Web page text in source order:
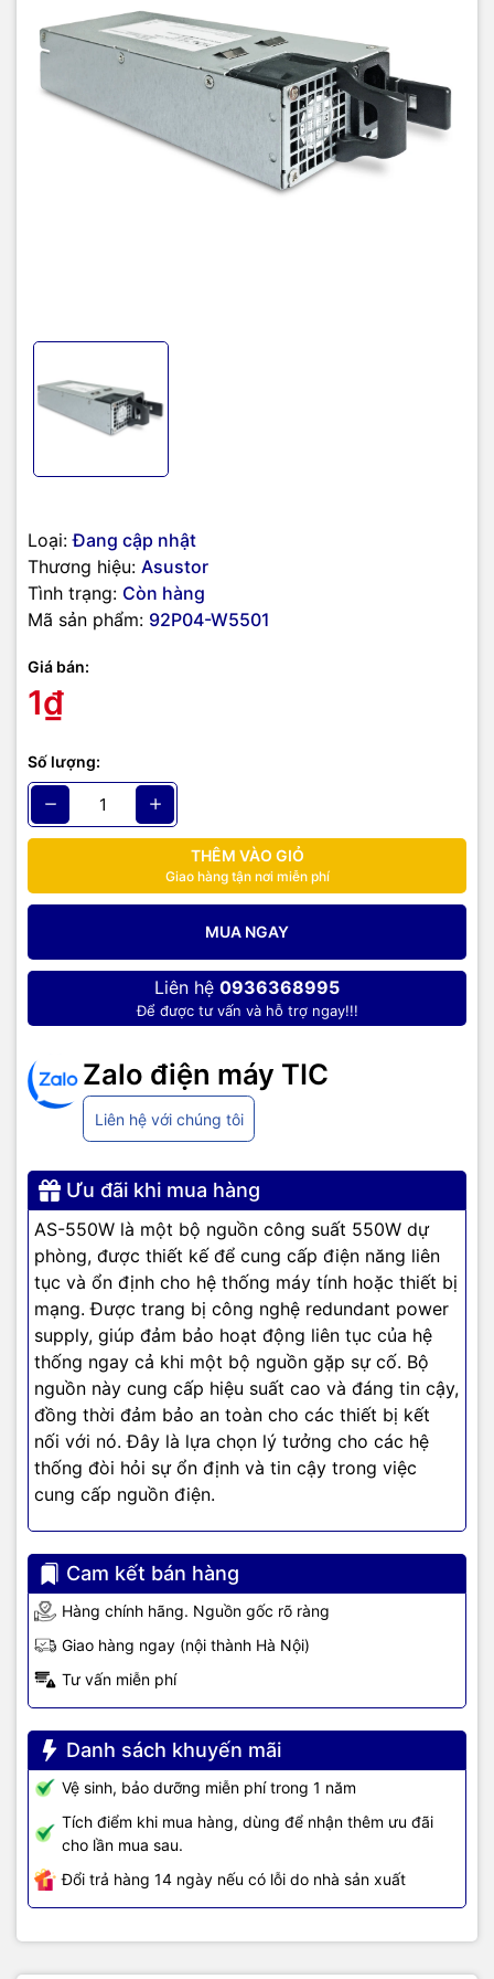
Loại: Đang cập nhật
Thương hiệu: Asustor
Tình trạng: Còn hàng
Mã sản phẩm: 92P04-W5501
Giá bán:
1₫
Số lượng:
THÊM VÀO GIỎ
Giao hàng tận nơi miễn phí
MUA NGAY
Liên hệ 0936368995
Để được tư vấn và hỗ trợ ngay!!!
Zalo điện máy TIC
Liên hệ với chúng tôi
Ưu đãi khi mua hàng
AS-550W là một bộ nguồn công suất 550W dự
phòng, được thiết kế để cung cấp điện năng liên
tục và ổn định cho hệ thống máy tính hoặc thiết bị
mạng. Được trang bị công nghệ redundant power
supply, giúp đảm bảo hoạt động liên tục của hệ
thống ngay cả khi một bộ nguồn gặp sự cố. Bộ
nguồn này cung cấp hiệu suất cao và đáng tin cậy,
đồng thời đảm bảo an toàn cho các thiết bị kết
nối với nó. Đây là lựa chọn lý tưởng cho các hệ
thống đòi hỏi sự ổn định và tin cậy trong việc
cung cấp nguồn điện.
Cam kết bán hàng
Hàng chính hãng. Nguồn gốc rõ ràng
Giao hàng ngay (nội thành Hà Nội)
Tư vấn miễn phí
Danh sách khuyến mãi
Vệ sinh, bảo dưỡng miễn phí trong 1 năm
Tích điểm khi mua hàng, dùng để nhận thêm ưu đãi
cho lần mua sau.
Đổi trả hàng 14 ngày nếu có lỗi do nhà sản xuất